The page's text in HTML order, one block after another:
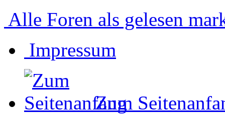
Alle Foren als gelesen
Impressum
Zum